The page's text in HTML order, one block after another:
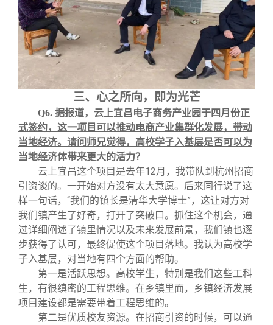
三、心之所向，即为光芒
Q6. 据报道，云上宜昌电子商务产业园于四月份正
式签约，这一项目可以推动电商产业集群化发展，带动
当地经济。请问师兄觉得，高校学子入基层是否可以为
当地经济体带来更大的活力？
云上宜昌这个项目是去年12月，我带队到杭州招商
引资谈的。一开始对方没有太大意愿。后来同行说了这
样一句话， “我们的镇长是清华大学博士” ，这让对方对
我们镇产生了好奇，打开了突破口。抓住这个机会，通
过详细阐述了镇里情况以及未来发展前景，我们镇也逐
步获得了认可，最终促使这个项目落地。我认为高校学
子入基层，对当地有四个方面的帮助。
第一是活跃思想。高校学生，特别是我们这些工科
生，有很缜密的工程思维。在乡镇里面，乡镇经济发展
项目建设都是需要带着工程思维的。
第二是优质校友资源。在招商引资的时候，可以通